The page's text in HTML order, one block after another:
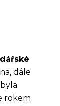
dále
rokem